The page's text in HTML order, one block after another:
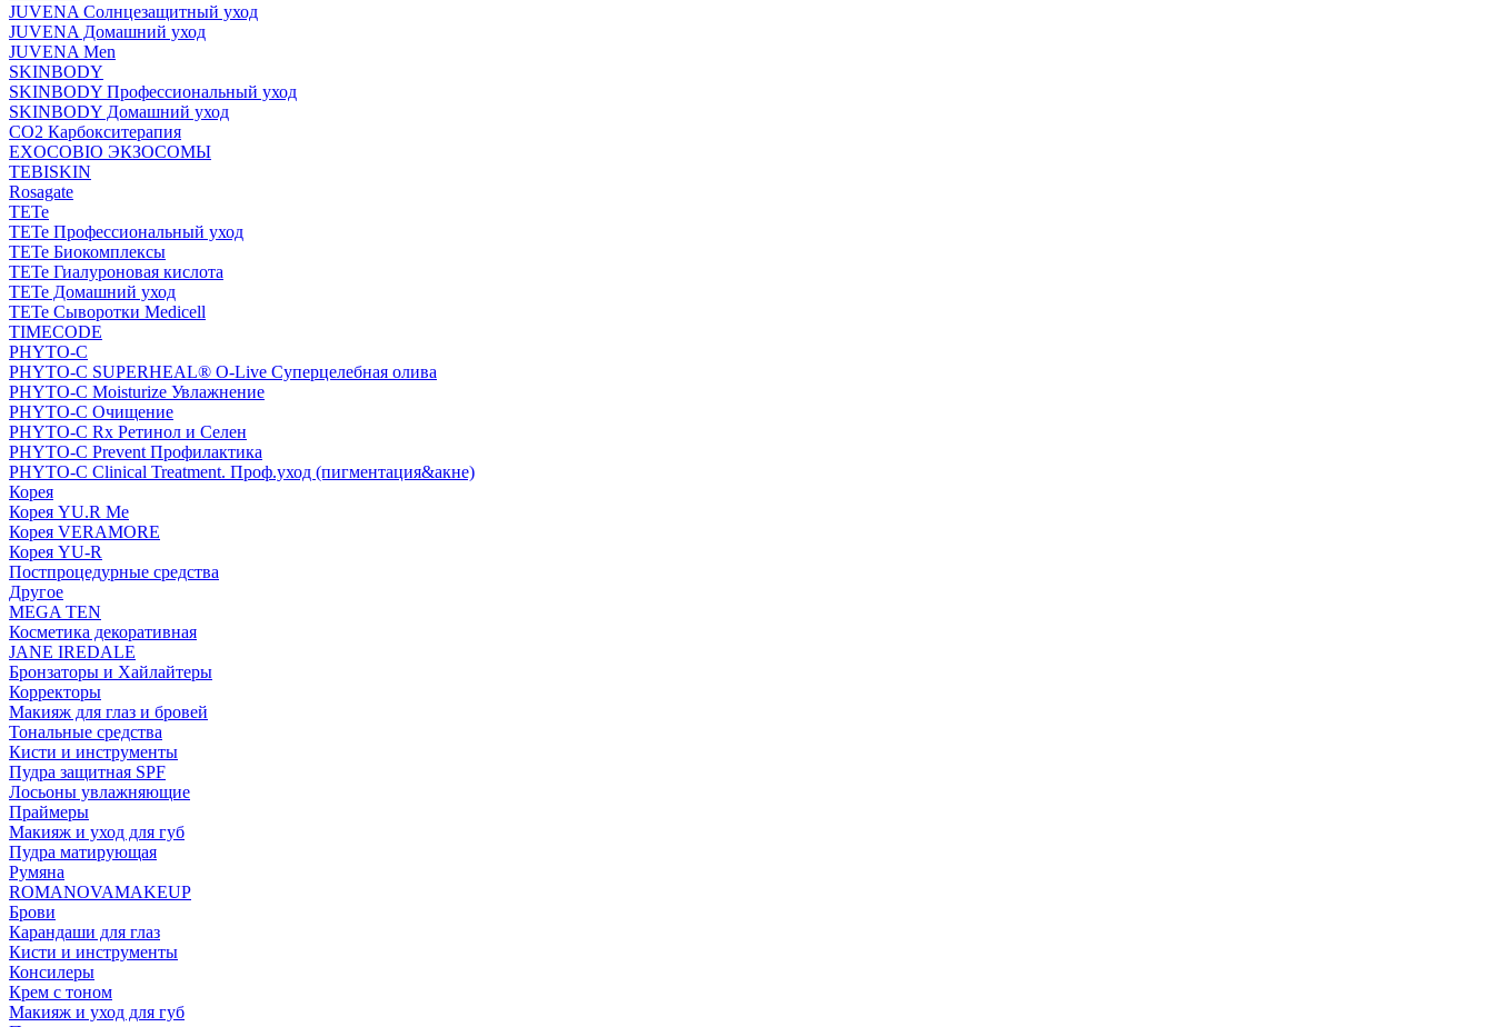
JUVENA Солнцезащитный уход
JUVENA Домашний уход
JUVENA Men
SKINBODY
SKINBODY Профессиональный уход
SKINBODY Домашний уход
CO2 Карбокситерапия
EXOCOBIO ЭКЗОСОМЫ
TEBISKIN
Rosagate
TETe
TETe Профессиональный уход
TETe Биокомплексы
TETe Гиалуроновая кислота
TETe Домашний уход
TETe Сыворотки Medicell
TIMECODE
PHYTO-C
PHYTO-C SUPERHEAL® O-Live Суперцелебная олива
PHYTO-C Moisturize Увлажнение
PHYTO-C Очищение
PHYTO-C Rx Ретинол и Селен
PHYTO-C Prevent Профилактика
PHYTO-C Clinical Treatment. Проф.уход (пигментация&акне)
Корея
Корея YU.R Me
Корея VERAMORE
Корея YU-R
Постпроцедурные средства
Другое
MEGA TEN
Косметика декоративная
JANE IREDALE
Бронзаторы и Хайлайтеры
Корректоры
Макияж для глаз и бровей
Тональные средства
Кисти и инструменты
Пудра защитная SPF
Лосьоны увлажняющие
Праймеры
Макияж и уход для губ
Пудра матирующая
Румяна
ROMANOVAMAKEUP
Брови
Карандаши для глаз
Кисти и инструменты
Консилеры
Крем с тоном
Макияж и уход для губ